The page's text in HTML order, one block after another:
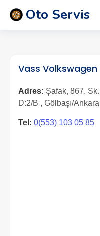
Oto Servis
Vass Volkswagen
Adres: Şafak, 867.
D:2/B , Gölbaşı/Ankara
Tel: 0(553) 103 05 85